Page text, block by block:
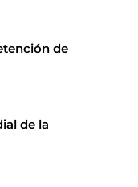
de
de la